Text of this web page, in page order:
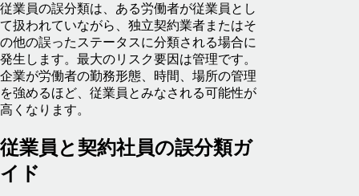
従業員の誤分類は、ある労働者が従業員とし
て扱われていながら、独立契約業者またはそ
の他の誤ったステータスに分類される場合に
発生します。最大のリスク要因は管理です。
企業が労働者の勤務形態、時間、場所の管理
を強めるほど、従業員とみなされる可能性が
高くなります。
従業員と契約社員の誤分類ガ
イド